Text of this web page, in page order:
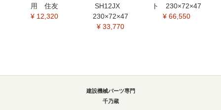
用 住友
¥ 12,320
SH12JX
230×72×47
¥ 33,770
ト 230×72×47
¥ 66,550
建設機械パーツ専門
千乃蔵